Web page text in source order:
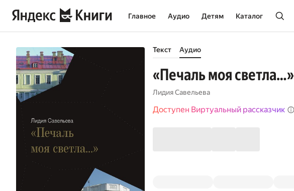
Главное Аудио Детям Каталог
Текст Аудио
«Печаль моя светла…»
Лидия Савельева
Доступен Виртуальный рассказчик